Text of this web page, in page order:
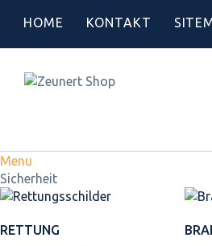
HOME KONTAKT
Menu
Sicherheit
RETTUNG